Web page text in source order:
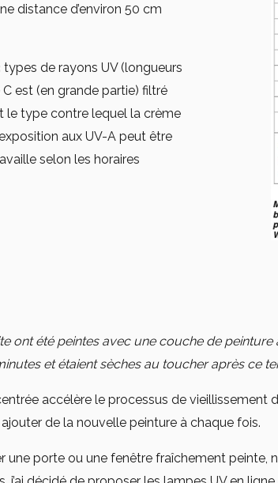
distance d’environ 50 cm
de rayons UV (longueurs
C est (en grande partie) filtré
le type contre lequel la crème
aux UV-A peut être
selon les horaires
ont été peintes avec une couche de
et étaient sèches au toucher après ce
accélère le processus de vieillissement
de la nouvelle peinture à chaque fois.
une porte ou une fenêtre fraîchement